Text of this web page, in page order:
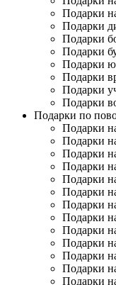
Подарки
Подарки
Подарки
Подарки
Подарки
Подарки
Подарки
Подарки
Подарки по
Подарки
Подарки
Подарки
Подарки
Подарки
Подарки
Подарки
Подарки
Подарки
Подарки
Подарки
Подарки
Подарки